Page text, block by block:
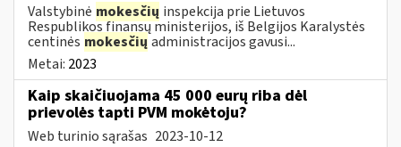
Valstybinė mokesčių inspekcija prie Lietuvos
Respublikos finansų ministerijos, iš Belgijos Karalystės
centinės mokesčių administracijos gavusi...
Metai: 2023
Kaip skaičiuojama 45 000 eurų riba dėl
prievolės tapti PVM mokėtoju?
Web turinio sąrašas 2023-10-12